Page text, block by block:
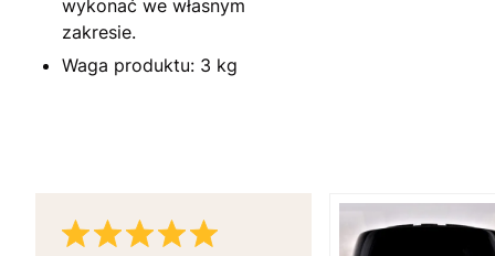
wykonać we własnym
zakresie.
Waga produktu: 3 kg